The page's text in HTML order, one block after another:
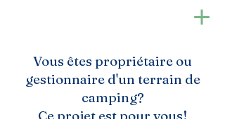
Vous êtes propriétaire ou
gestionnaire d'un terrain de
camping?
Ce projet est pour vous!